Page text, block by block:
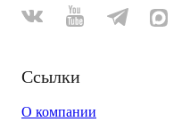
Ссылки
О компании